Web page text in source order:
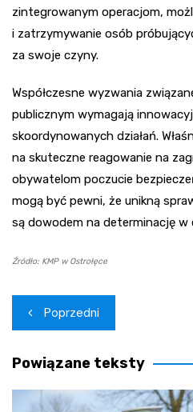
zintegrowanym operacjom,
i zatrzymywanie osób
za swoje czyny.
Współczesne wyzwania
publicznym wymagają
skoordynowanych działań.
na skuteczne reagowanie na
obywatelom poczucie
mogą być pewni, że unikną
są dowodem na determinację w
Źródło: KMP w Ostrołęce
Nawigacja
wpisu
Poprzedni
Powiązane teksty